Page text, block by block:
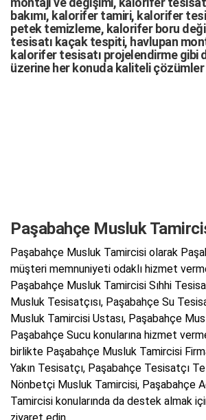
bakımı, kalorifer tamiri, kalorifer
petek temizleme, kalorifer boru
tesisatı kaçak tespiti, havlupan
kalorifer tesisatı projelendirme gibi d
üzerine her konuda kaliteli çözümler
Paşabahçe Musluk
Paşabahçe Musluk Tamircisi olarak
müşteri memnuniyeti odaklı hizmet
Paşabahçe Musluk Tamircisi Sıhhi
Musluk Tesisatçısı, Paşabahçe Su
Musluk Tamircisi Ustası, Paşabahçe
Paşabahçe Sucu konularına hizmet
birlikte Paşabahçe Musluk Tamircisi
Yakın Tesisatçı, Paşabahçe Tesisatçı
Nönbetçi Musluk Tamircisi, Paşabahçe
Tamircisi konularında da destek almak